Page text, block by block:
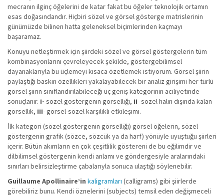
mecranın ilginç öğelerini de katar fakat bu öğeler teknolojik ortamın
esas doğasındandır. Hiçbiri sözel ve görsel gösterge matrislerinin
günümüzde bilinen hatta geleneksel biçimlerinden kaçmayı
başaramaz.
Konuyu netleştirmek için şiirdeki sözel ve görsel göstergelerin tüm
kombinasyonlarını çevreleyecek şekilde, göstergebilimsel
dayanaklarıyla bu üçlemeyi kısaca özetlemek istiyorum. Görsel şiirin
paylaştığı baskın özellikleri yakalayabilecek bir analiz girişimi her türlü
görsel şiirin sınıflandırılabileceği üç geniş kategorinin aciliyetinde
sonuçlanır. i- sözel göstergenin görselliği, ii- sözel halin dışında kalan
görsellik, iii- görsel-sözel karşılıklı etkileşimi.
İlk kategori (sözel göstergenin görselliği) görsel öğelerin, sözel
göstergenin grafik (sözce, sözcük ya da harf) yönüyle uyuştuğu şiirleri
içerir. Bütün akımların en çok çeşitlilik göstereni de bu eğilimdir ve
dilbilimsel göstergenin kendi anlamı ve göndergesiyle aralarındaki
sınırları belirsizleştirme çabalarıyla sonuca ulaştığı söylenebilir.
Guillaume Apollinaire’in kaligramları (calligrams) gibi şiirlerde
görebiliriz bunu. Kendi öznelerini (subjects) temsil eden değişmeceli